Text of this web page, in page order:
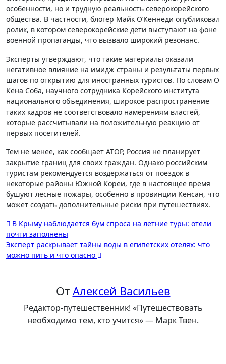
особенности, но и трудную реальность северокорейского
общества. В частности, блогер Майк О’Кеннеди опубликовал
ролик, в котором северокорейские дети выступают на фоне
военной пропаганды, что вызвало широкий резонанс.
Эксперты утверждают, что такие материалы оказали
негативное влияние на имидж страны и результаты первых
шагов по открытию для иностранных туристов. По словам О
Кёна Соба, научного сотрудника Корейского института
национального объединения, широкое распространение
таких кадров не соответствовало намерениям властей,
которые рассчитывали на положительную реакцию от
первых посетителей.
Тем не менее, как сообщает АТОР, Россия не планирует
закрытие границ для своих граждан. Однако российским
туристам рекомендуется воздержаться от поездок в
некоторые районы Южной Кореи, где в настоящее время
бушуют лесные пожары, особенно в провинции Кенсан, что
может создать дополнительные риски при путешествиях.
Навигация
по
записям
В Крыму наблюдается бум спроса на летние туры: отели
почти заполнены
Эксперт раскрывает тайны воды в египетских отелях: что
можно пить и что опасно
От Алексей Васильев
Редактор-путешественник! «Путешествовать
необходимо тем, кто учится» — Марк Твен.